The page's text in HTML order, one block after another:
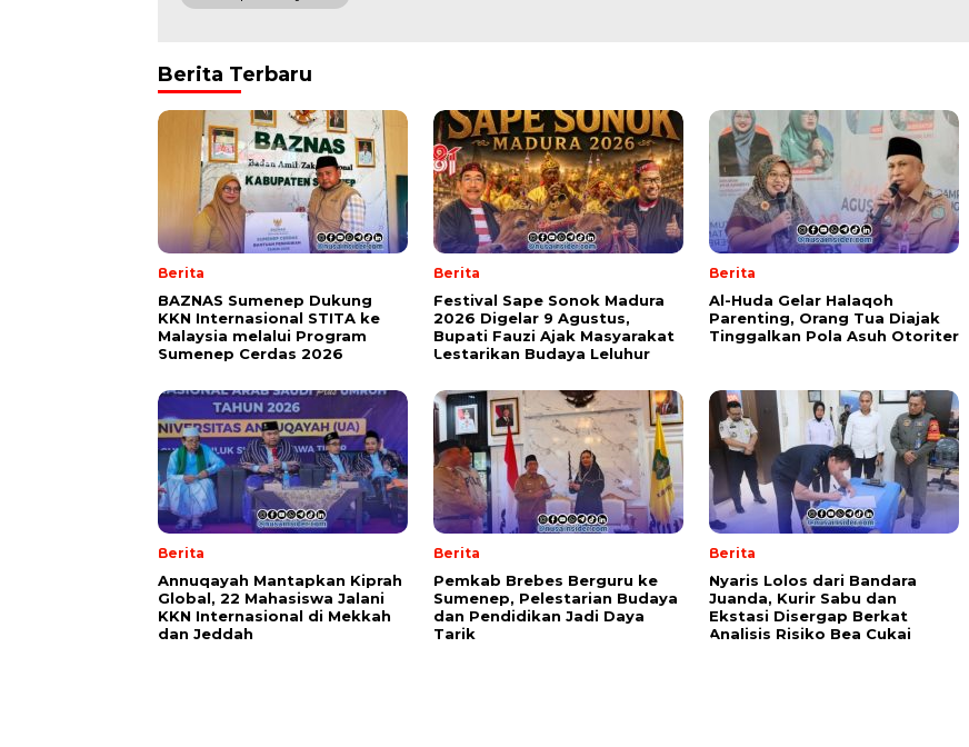
Berita Terbaru
Berita
BAZNAS Sumenep Dukung
KKN Internasional STITA ke
Malaysia melalui Program
Sumenep Cerdas 2026
Berita
Festival Sape Sonok Madura
2026 Digelar 9 Agustus,
Bupati Fauzi Ajak Masyarakat
Lestarikan Budaya Leluhur
Berita
Al-Huda Gelar Halaqoh
Parenting, Orang Tua Diajak
Tinggalkan Pola Asuh Otoriter
Berita
Annuqayah Mantapkan Kiprah
Global, 22 Mahasiswa Jalani
KKN Internasional di Mekkah
dan Jeddah
Berita
Pemkab Brebes Berguru ke
Sumenep, Pelestarian Budaya
dan Pendidikan Jadi Daya
Tarik
Berita
Nyaris Lolos dari Bandara
Juanda, Kurir Sabu dan
Ekstasi Disergap Berkat
Analisis Risiko Bea Cukai